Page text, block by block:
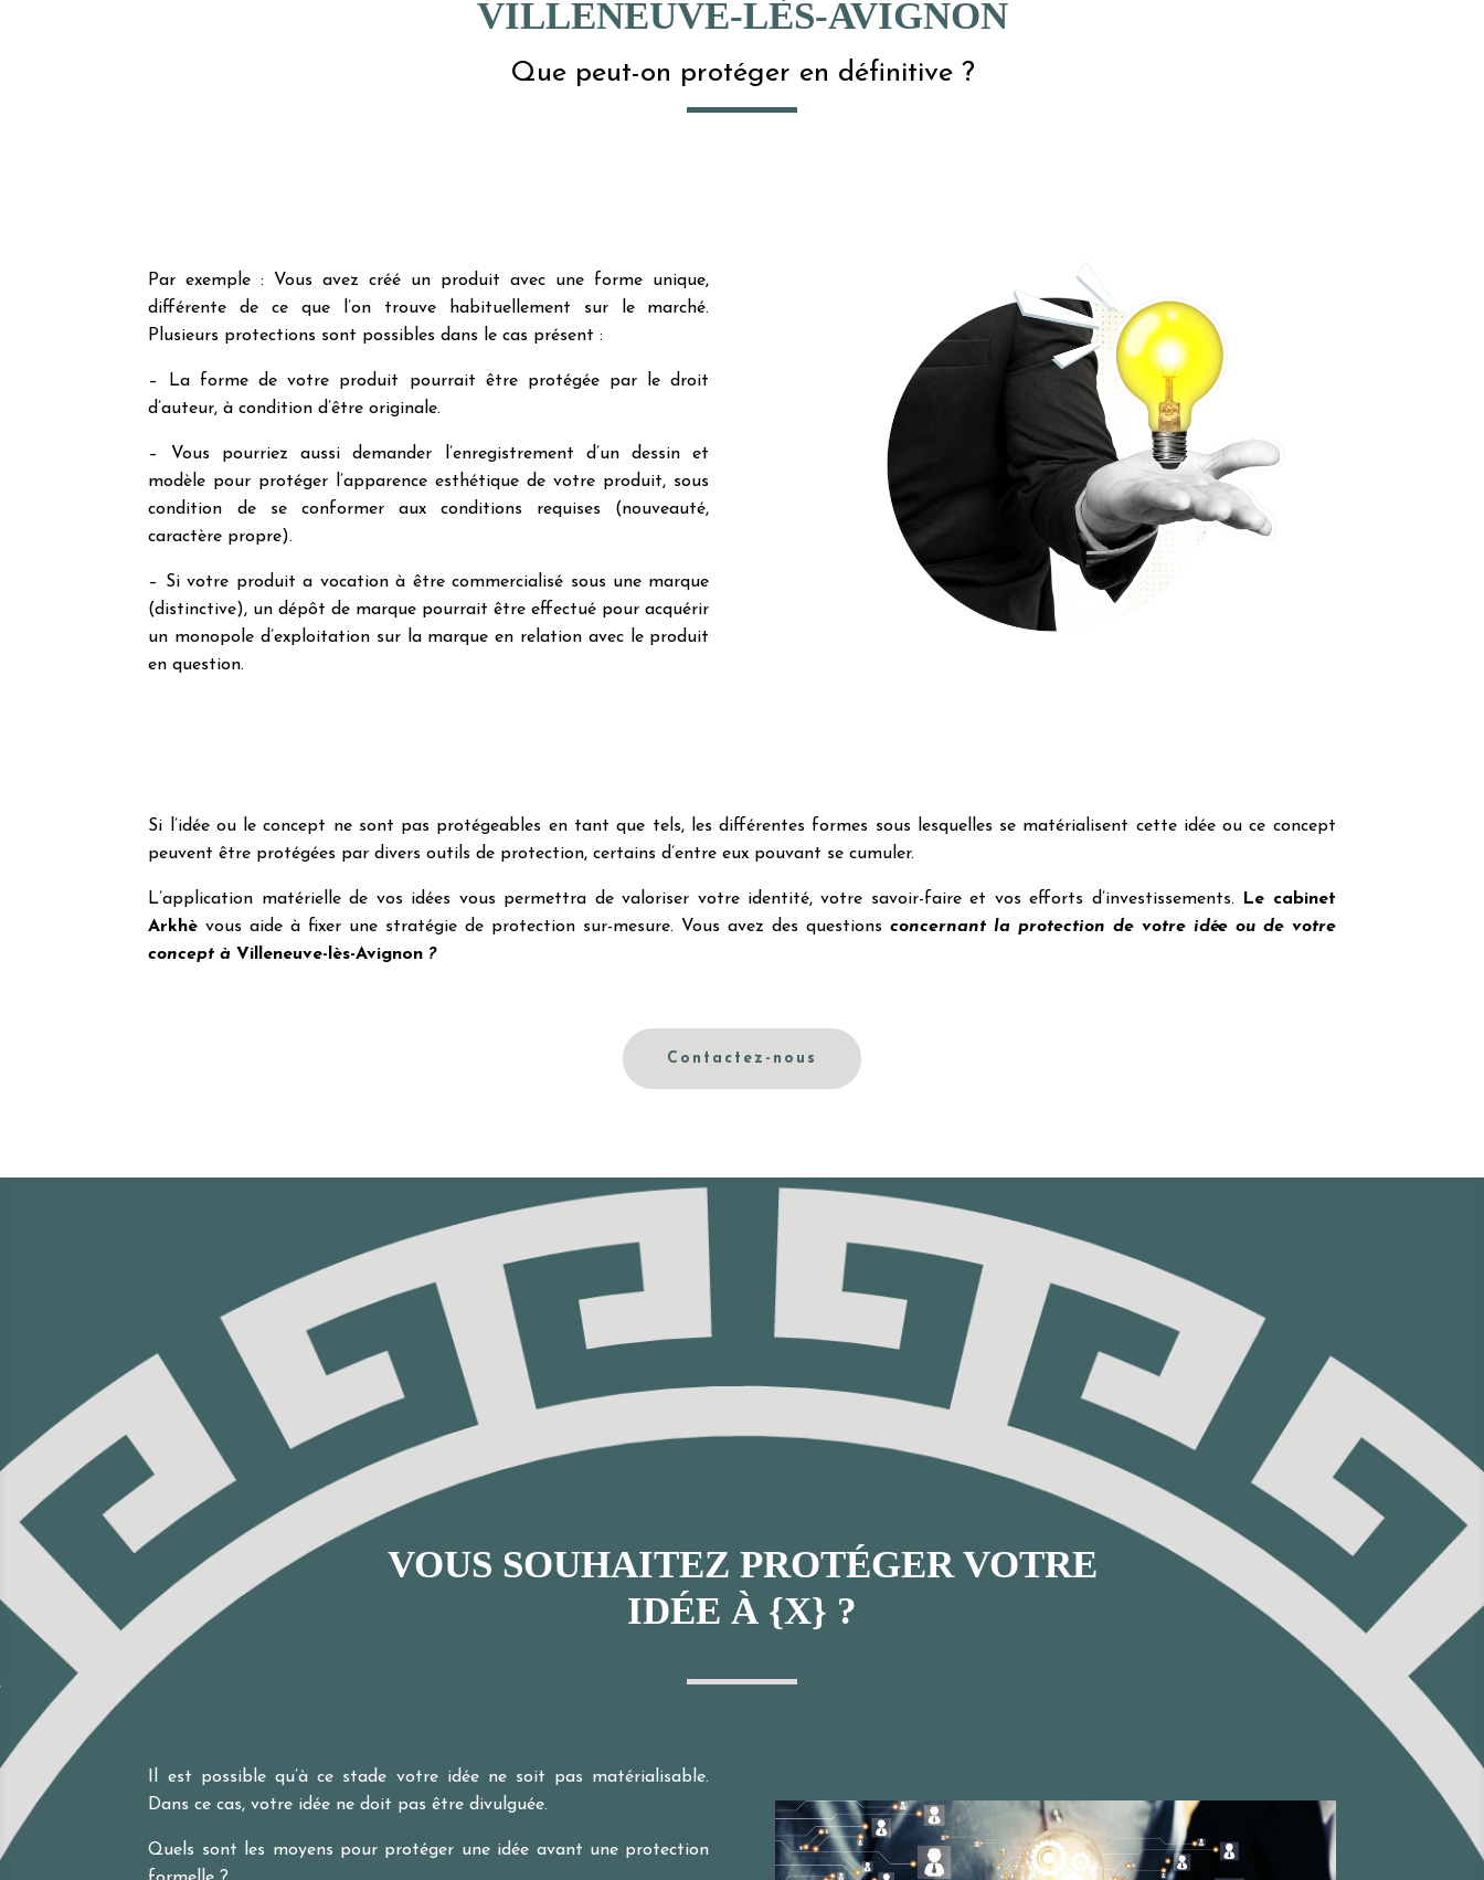
VILLENEUVE-LÈS-AVIGNON
Que peut-on protéger en définitive ?
Par exemple : Vous avez créé un produit avec une forme unique,
différente de ce que l’on trouve habituellement sur le marché.
Plusieurs protections sont possibles dans le cas présent :
– La forme de votre produit pourrait être protégée par le droit
d’auteur, à condition d’être originale.
– Vous pourriez aussi demander l’enregistrement d’un dessin et
modèle pour protéger l’apparence esthétique de votre produit, sous
condition de se conformer aux conditions requises (nouveauté,
caractère propre).
– Si votre produit a vocation à être commercialisé sous une marque
(distinctive), un dépôt de marque pourrait être effectué pour acquérir
un monopole d’exploitation sur la marque en relation avec le produit
en question.
Si l’idée ou le concept ne sont pas protégeables en tant que tels, les différentes formes sous lesquelles se matérialisent cette idée ou ce concept
peuvent être protégées par divers outils de protection, certains d’entre eux pouvant se cumuler.
L’application matérielle de vos idées vous permettra de valoriser votre identité, votre savoir-faire et vos efforts d’investissements.
Le cabinet
Arkhè vous aide à fixer une stratégie de protection sur-mesure. Vous avez des questions concernant la protection de votre idée ou de votre
concept à Villeneuve-lès-Avignon ?
Contactez-nous
VOUS SOUHAITEZ PROTÉGER VOTRE
IDÉE À {X} ?
Il est possible qu’à ce stade votre idée ne soit pas matérialisable.
Dans ce cas, votre idée ne doit pas être divulguée.
Quels sont les moyens pour protéger une idée avant une protection